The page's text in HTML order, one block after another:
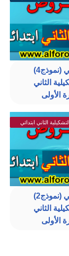
الفرض الثاني (نموذج4)
الثاني
الأولى
الثاني ابتدائي
الفرض الثاني (نموذج2)
الثاني
الأولى